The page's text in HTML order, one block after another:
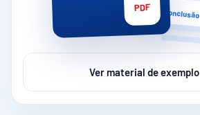
PDF
Conclusão
Ver material de exemplo